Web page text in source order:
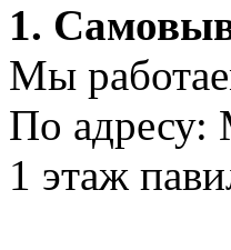
1.
Мы
По адресу:
1 этаж